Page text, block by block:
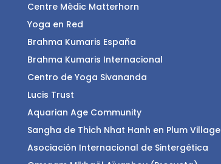
Centre Mèdic Matterhorn
Yoga en Red
Brahma Kumaris España
Brahma Kumaris Internacional
Centro de Yoga Sivananda
Lucis Trust
Aquarian Age Community
Sangha de Thich Nhat Hanh en Plum Village
Asociación Internacional de Sintergética